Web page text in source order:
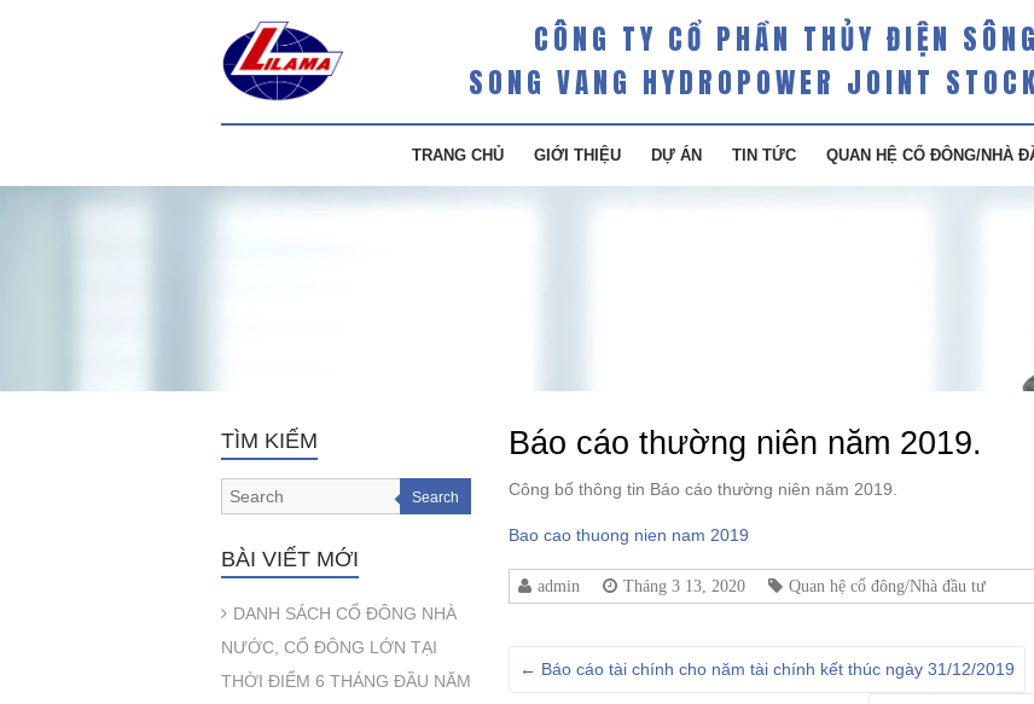
CÔNG TY CỔ PHẦN THỦY ĐIỆN
SONG VANG HYDROPOWER JOINT
TRANG CHỦ GIỚI THIỆU DỰ ÁN TIN TỨC QUAN HỆ CỔ ĐÔNG/NHÀ
Báo cáo thường niên năm 2019.
Công bố thông tin Báo cáo thường niên năm 2019.
Bao cao thuong nien nam 2019
admin Tháng 3 13, 2020 Quan hệ cổ đông/Nhà đầu tư
← Báo cáo tài chính cho năm tài chính kết thúc ngày 31/12/2019
TÌM KIẾM
Search
BÀI VIẾT MỚI
DANH SÁCH CỔ ĐÔNG NHÀ
NƯỚC, CỔ ĐÔNG LỚN TẠI
THỜI ĐIỂM 6 THÁNG ĐẦU NĂM